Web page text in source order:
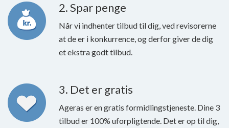
2. Spar penge
Når vi indhenter tilbud til dig, ved revisorerne
at de er i konkurrence, og derfor giver de dig
et ekstra godt tilbud.
3. Det er gratis
Ageras er en gratis formidlingstjeneste. Dine 3
tilbud er 100% uforpligtende. Det er op til dig,